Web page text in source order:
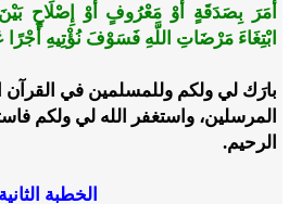
أَمَرَ بِصَدَقَةٍ أَوْ مَعْرُوفٍ أَوْ إِصْلَاحٍ
ابْتِغَاءَ مَرْضَاتِ اللَّهِ فَسَوْفَ نُؤْتِيهِ أَجْرًا
بارَك لي ولكم وللمسلمين في القرآن
المرسلين، واستغفر الله لي ولكم
الرحيم.
الخطبة الثانية